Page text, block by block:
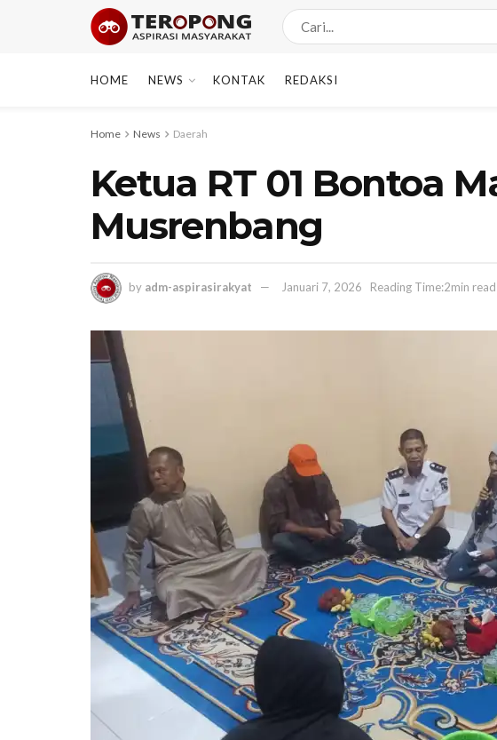
HOME NEWS KONTAK REDAKSI
Home News Daerah
Ketua RT 01 Bontoa
Musrenbang
by adm-aspirasirakyat Januari 7, 2026 Reading Time:2min read